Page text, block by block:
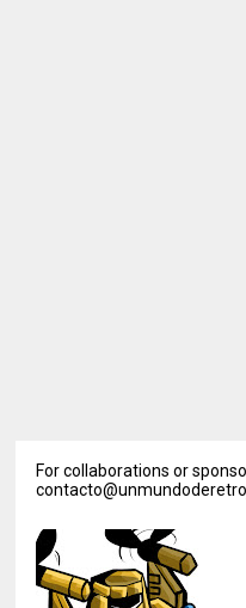
For collaborations or